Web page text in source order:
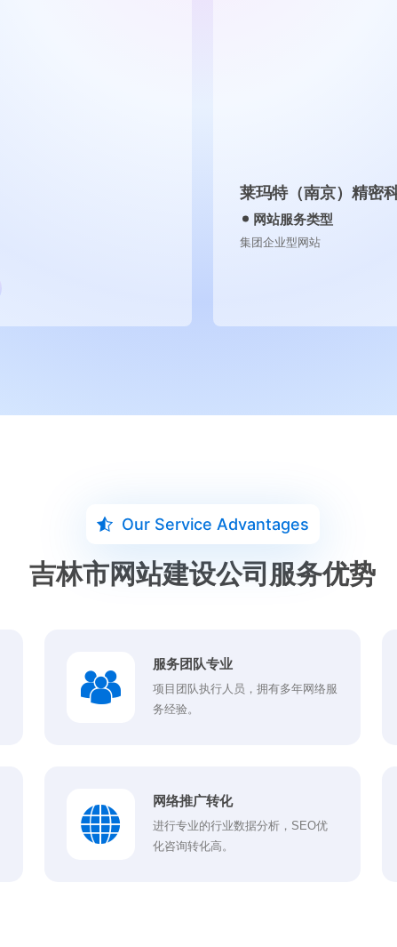
莱玛特（南京）精密
网站服务类型
集团企业型网站
Our Service Advantages
吉林市网站建设公司服务优势
服务团队专业
项目团队执行人员，拥有多年网络服
务经验。
网络推广转化
进行专业的行业数据分析，SEO优
化咨询转化高。